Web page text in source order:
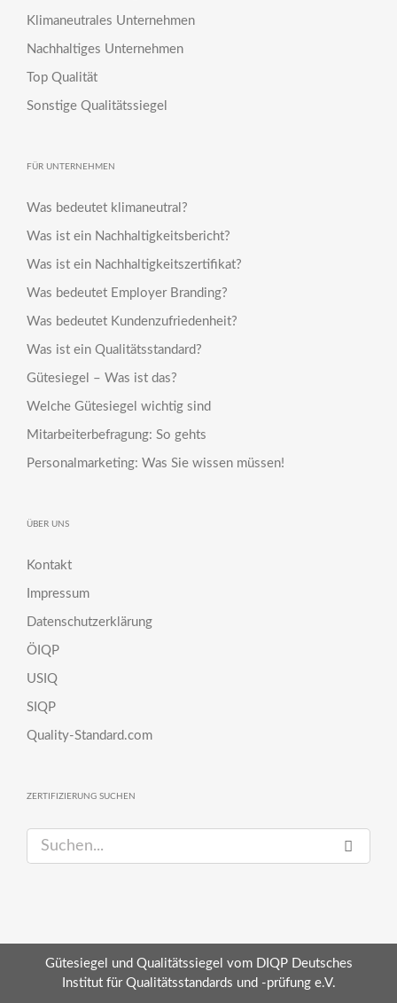
Klimaneutrales Unternehmen
Nachhaltiges Unternehmen
Top Qualität
Sonstige Qualitätssiegel
FÜR UNTERNEHMEN
Was bedeutet klimaneutral?
Was ist ein Nachhaltigkeitsbericht?
Was ist ein Nachhaltigkeitszertifikat?
Was bedeutet Employer Branding?
Was bedeutet Kundenzufriedenheit?
Was ist ein Qualitätsstandard?
Gütesiegel – Was ist das?
Welche Gütesiegel wichtig sind
Mitarbeiterbefragung: So gehts
Personalmarketing: Was Sie wissen müssen!
ÜBER UNS
Kontakt
Impressum
Datenschutzerklärung
ÖIQP
USIQ
SIQP
Quality-Standard.com
ZERTIFIZIERUNG SUCHEN
u
Gütesiegel und Qualitätssiegel vom DIQP Deutsches
Institut für Qualitätsstandards und -prüfung e.V.